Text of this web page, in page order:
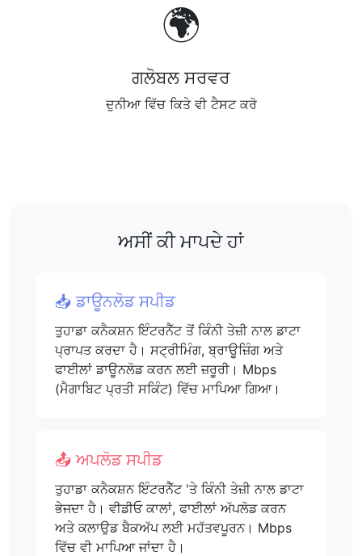
🌍
ਗਲੋਬਲ ਸਰਵਰ
ਦੁਨੀਆ ਵਿੱਚ ਕਿਤੇ ਵੀ ਟੈਸਟ ਕਰੋ
ਅਸੀਂ ਕੀ ਮਾਪਦੇ ਹਾਂ
📥 ਡਾਊਨਲੋਡ ਸਪੀਡ
ਤੁਹਾਡਾ ਕਨੈਕਸ਼ਨ ਇੰਟਰਨੈੱਟ ਤੋਂ ਕਿੰਨੀ ਤੇਜ਼ੀ ਨਾਲ ਡਾਟਾ
ਪ੍ਰਾਪਤ ਕਰਦਾ ਹੈ। ਸਟ੍ਰੀਮਿੰਗ, ਬ੍ਰਾਊਜ਼ਿੰਗ ਅਤੇ
ਫਾਈਲਾਂ ਡਾਊਨਲੋਡ ਕਰਨ ਲਈ ਜ਼ਰੂਰੀ। Mbps
(ਮੈਗਾਬਿਟ ਪ੍ਰਤੀ ਸਕਿੰਟ) ਵਿੱਚ ਮਾਪਿਆ ਗਿਆ।
📤 ਅਪਲੋਡ ਸਪੀਡ
ਤੁਹਾਡਾ ਕਨੈਕਸ਼ਨ ਇੰਟਰਨੈੱਟ 'ਤੇ ਕਿੰਨੀ ਤੇਜ਼ੀ ਨਾਲ ਡਾਟਾ
ਭੇਜਦਾ ਹੈ। ਵੀਡੀਓ ਕਾਲਾਂ, ਫਾਈਲਾਂ ਅੱਪਲੋਡ ਕਰਨ
ਅਤੇ ਕਲਾਉਡ ਬੈਕਅੱਪ ਲਈ ਮਹੱਤਵਪੂਰਨ। Mbps
ਵਿੱਚ ਵੀ ਮਾਪਿਆ ਜਾਂਦਾ ਹੈ।